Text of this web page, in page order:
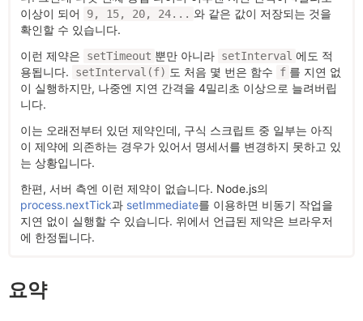
이상이 되어
9, 15, 20, 24... 와 같은 값이 저장되는 것을
확인할 수 있습니다.
이런 제약은
setTimeout 뿐만 아니라 setInterval 에도 적
용됩니다.
setInterval(f) 도 처음 몇 번은 함수 f 를 지연 없
이 실행하지만, 나중엔 지연 간격을 4밀리초 이상으로 늘려버립
니다.
이는 오래전부터 있던 제약인데, 구식 스크립트 중 일부는 아직
이 제약에 의존하는 경우가 있어서 명세서를 변경하지 못하고 있
는 상황입니다.
한편, 서버 측엔 이런 제약이 없습니다. Node.js의
process.nextTick과 setImmediate를 이용하면 비동기 작업을
지연 없이 실행할 수 있습니다. 위에서 언급된 제약은 브라우저
에 한정됩니다.
요약